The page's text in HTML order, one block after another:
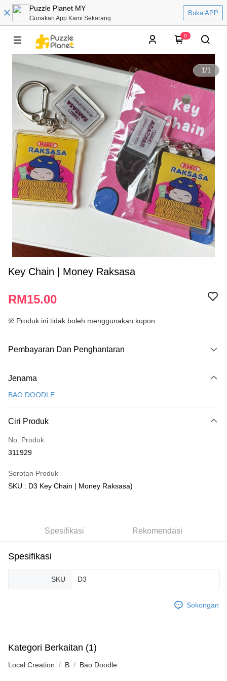
Puzzle Planet MY
Gunakan App Kami Sekarang
Buka APP
0
1/1
Key Chain | Money Raksasa
RM15.00
※ Produk ini tidak boleh menggunakan kupon.
Pembayaran Dan Penghantaran
Kad Kredit
Hanya menyokong Maybank, CIMB Bank, Public Bank, RHB Bank, Hong
Boost
GrabPay
Penghantaran percuma
Jenama
BAO.DOODLE
Ciri Produk
No. Produk
311929
Sorotan Produk
SKU : D3 Key Chain | Money Raksasa)
Spesifikasi Rekomendasi
Spesifikasi
SKU D3
Sokongan
Kategori Berkaitan (1)
Local Creation B Bao Doodle